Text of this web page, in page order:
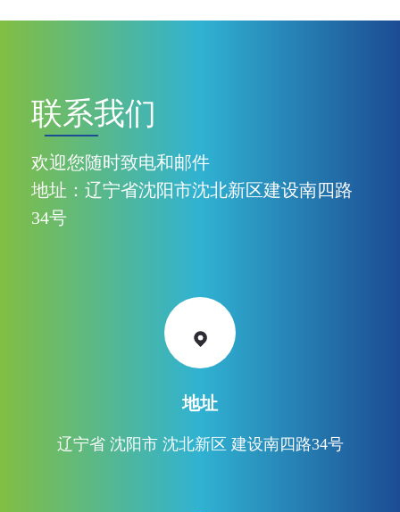
联系我们
欢迎您随时致电和邮件
地址：辽宁省沈阳市沈北新区建设南四路
34号
地址
辽宁省 沈阳市 沈北新区 建设南四路34号